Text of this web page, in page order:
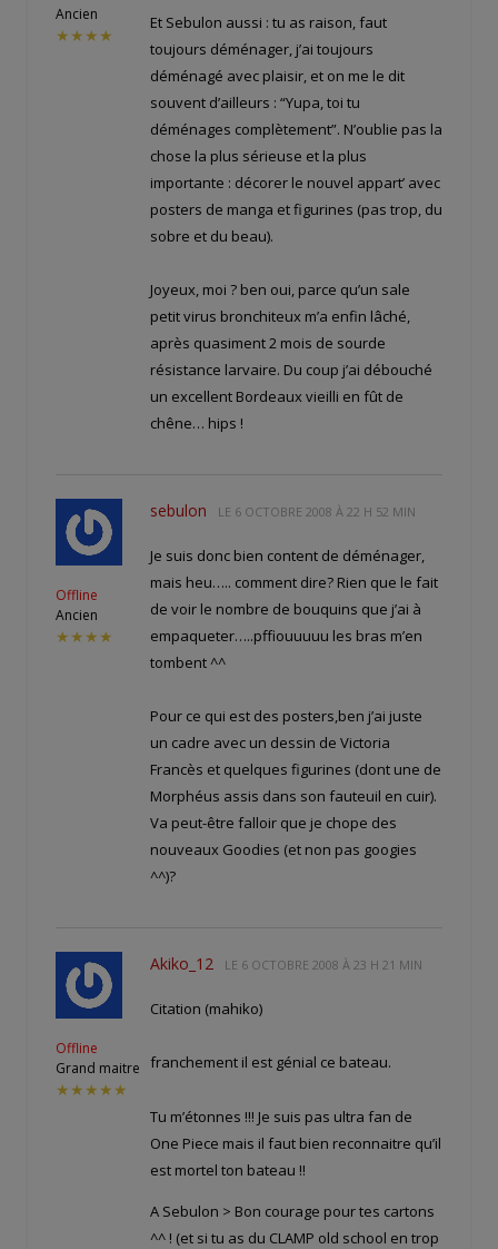
Ancien
★★★★
Et Sebulon aussi : tu as raison, faut
toujours déménager, j’ai toujours
déménagé avec plaisir, et on me le dit
souvent d’ailleurs : “Yupa, toi tu
déménages complètement”. N’oublie pas la
chose la plus sérieuse et la plus
importante : décorer le nouvel appart’ avec
posters de manga et figurines (pas trop, du
sobre et du beau).
Joyeux, moi ? ben oui, parce qu’un sale
petit virus bronchiteux m’a enfin lâché,
après quasiment 2 mois de sourde
résistance larvaire. Du coup j’ai débouché
un excellent Bordeaux vieilli en fût de
chêne… hips !
Offline
Ancien
★★★★
sebulon LE 6 OCTOBRE 2008 À 22 H 52 MIN
Je suis donc bien content de déménager,
mais heu….. comment dire? Rien que le fait
de voir le nombre de bouquins que j’ai à
empaqueter…..pffiouuuuu les bras m’en
tombent ^^
Pour ce qui est des posters,ben j’ai juste
un cadre avec un dessin de Victoria
Francès et quelques figurines (dont une de
Morphéus assis dans son fauteuil en cuir).
Va peut-être falloir que je chope des
nouveaux Goodies (et non pas googies
^^)?
Offline
Grand maitre
★★★★★
Akiko_12 LE 6 OCTOBRE 2008 À 23 H 21 MIN
Citation (mahiko)
franchement il est génial ce bateau.
Tu m’étonnes !!! Je suis pas ultra fan de
One Piece mais il faut bien reconnaitre qu’il
est mortel ton bateau !!
A Sebulon > Bon courage pour tes cartons
^^ ! (et si tu as du CLAMP old school en trop